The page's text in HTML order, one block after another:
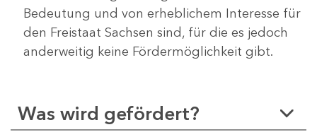
Bedeutung und von erheblichem Interesse für
den Freistaat Sachsen sind, für die es jedoch
anderweitig keine Fördermöglichkeit gibt.
Was wird gefördert?